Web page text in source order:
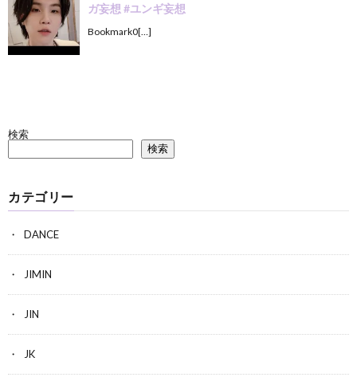
ガ妄想 #ユンギ妄想
Bookmark0[…]
検索
検索
カテゴリー
DANCE
JIMIN
JIN
JK